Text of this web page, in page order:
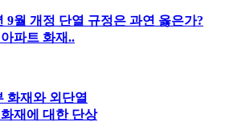
9월 개정 단열 규정은 과연 옳은가?
파트 화재..
화재와 외단열
재에 대한 단상